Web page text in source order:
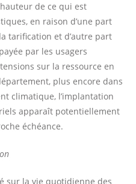
de ce qui est
en raison d’une part
tarification et d’autre part
par les usagers
sur la ressource en
plus encore dans
climatique, l’implantation
apparaît potentiellement
échéance.
sur la vie quotidienne des